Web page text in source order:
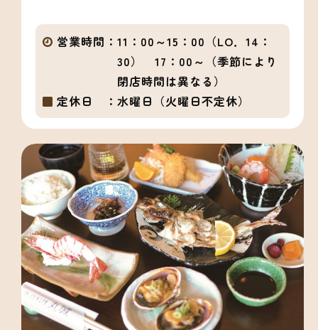
営業時間： 11：00～15：00（LO．14：
30） 17：00～（季節により
閉店時間は異なる）
定休日 ： 水曜日（火曜日不定休）